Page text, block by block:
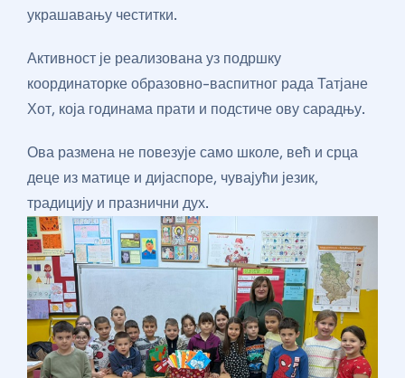
украшавању честитки.
Активност је реализована уз подршку
координаторке образовно-васпитног рада Татјане
Хот, која годинама прати и подстиче ову сарадњу.
Ова размена не повезује само школе, већ и срца
деце из матице и дијаспоре, чувајући језик,
традицију и празнични дух.